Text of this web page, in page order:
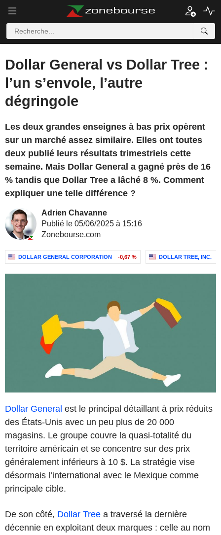
Dollar General vs Dollar Tree :
l’un s’envole, l’autre
dégringole
Les deux grandes enseignes à bas prix opèrent
sur un marché assez similaire. Elles ont toutes
deux publié leurs résultats trimestriels cette
semaine. Mais Dollar General a gagné près de 16
% tandis que Dollar Tree a lâché 8 %. Comment
expliquer une telle différence ?
Adrien Chavanne
Publié le 05/06/2025 à 15:16
Zonebourse.com
DOLLAR GENERAL CORPORATION -0,67 % DOLLAR TREE, INC.
Dollar General est le principal détaillant à prix réduits
des États-Unis avec un peu plus de 20 000
magasins. Le groupe couvre la quasi-totalité du
territoire américain et se concentre sur des prix
généralement inférieurs à 10 $. La stratégie vise
désormais l’international avec le Mexique comme
principale cible.
De son côté, Dollar Tree a traversé la dernière
décennie en exploitant deux marques : celle au nom